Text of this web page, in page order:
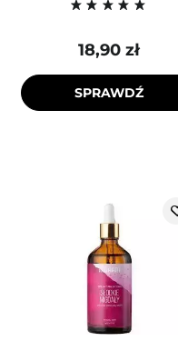
18,90 zł
SPRAWDŹ